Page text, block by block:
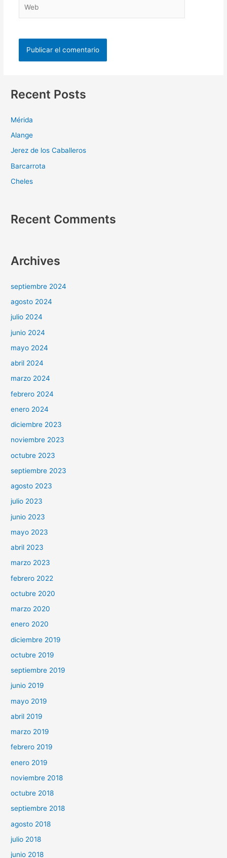
Recent Posts
Mérida
Alange
Jerez de los Caballeros
Barcarrota
Cheles
Recent Comments
Archives
septiembre 2024
agosto 2024
julio 2024
junio 2024
mayo 2024
abril 2024
marzo 2024
febrero 2024
enero 2024
diciembre 2023
noviembre 2023
octubre 2023
septiembre 2023
agosto 2023
julio 2023
junio 2023
mayo 2023
abril 2023
marzo 2023
febrero 2022
octubre 2020
marzo 2020
enero 2020
diciembre 2019
octubre 2019
septiembre 2019
junio 2019
mayo 2019
abril 2019
marzo 2019
febrero 2019
enero 2019
noviembre 2018
octubre 2018
septiembre 2018
agosto 2018
julio 2018
junio 2018